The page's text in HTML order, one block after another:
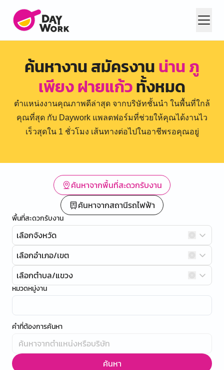
ค้นหางาน สมัครงานน่าน ภู
เพียง ฝายแก้วทั้งหมด
ตำแหน่งงานคุณภาพดีล่าสุด จากบริษัทชั้นนำ ในพื้นที่ใกล้
คุณที่สุด กับ Daywork แพลตฟอร์มที่ช่วยให้คุณได้งานไว
เร็วสุดใน 1 ชั่วโมง เส้นทางต่อไปในอาชีพรอคุณอยู่
ค้นหาจากพื้นที่สะดวกรับงาน
ค้นหาจากสถานีรถไฟฟ้า
พื้นที่สะดวกรับงาน
เลือกจังหวัด
เลือกอำเภอ/เขต
เลือกตำบล/แขวง
หมวดหมู่งาน
คำที่ต้องการค้นหา
ค้นหา